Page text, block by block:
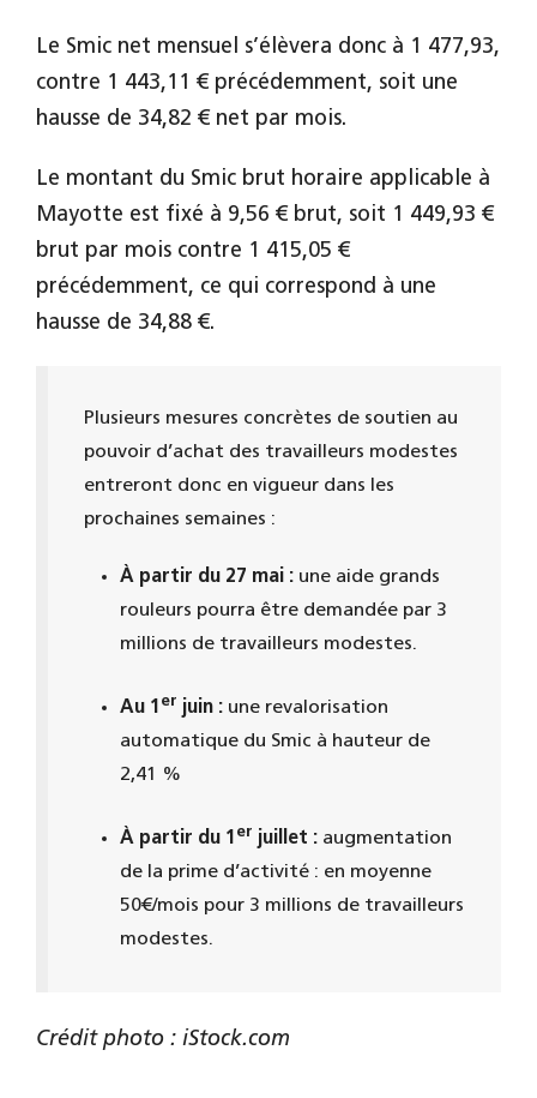
Le Smic net mensuel s’élèvera donc à 1 477,93,
contre 1 443,11 € précédemment, soit une
hausse de 34,82 € net par mois.
Le montant du Smic brut horaire applicable à
Mayotte est fixé à 9,56 € brut, soit 1 449,93 €
brut par mois contre 1 415,05 €
précédemment, ce qui correspond à une
hausse de 34,88 €.
Plusieurs mesures concrètes de soutien au
pouvoir d’achat des travailleurs modestes
entreront donc en vigueur dans les
prochaines semaines :
À partir du 27 mai : une aide grands
rouleurs pourra être demandée par 3
millions de travailleurs modestes.
Au 1 er juin : une revalorisation
automatique du Smic à hauteur de
2,41 %
À partir du 1 er juillet : augmentation
de la prime d’activité : en moyenne
50€/mois pour 3 millions de travailleurs
modestes.
Crédit photo : iStock.com